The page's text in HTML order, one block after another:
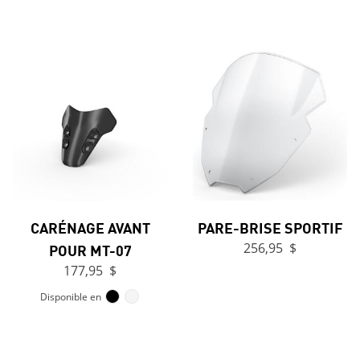
CARÉNAGE AVANT
POUR MT-07
177,95 $
Disponible en
PARE-BRISE SPORTIF
256,95 $